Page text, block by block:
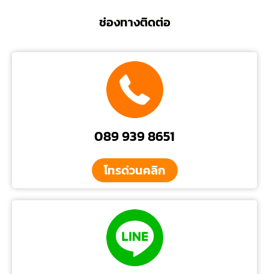
ช่องทางติดต่อ
089 939 8651
โทรด่วนคลิก